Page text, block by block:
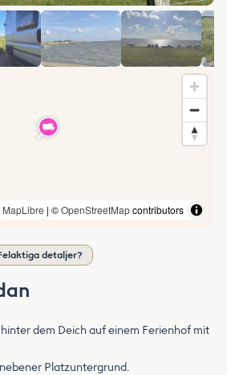
MapLibre | ©OpenStreetMapcontributors
detaljer?
dem Deich auf einem Ferienhof mit
Platzuntergrund.